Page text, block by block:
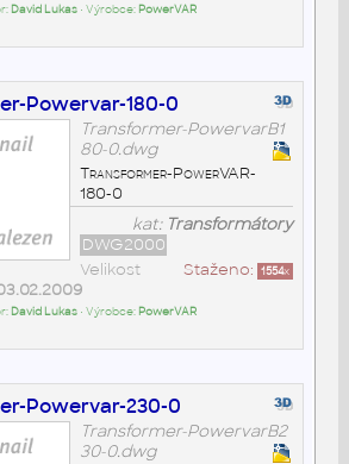
David Lukas• Výrobce: PowerVAR
Powervar-180-0
Transformer-PowervarB1
80-0.dwg
Transformer-PowerVAR-
180-0
kat: Transformátory
DWG2000
Staženo: 1554x
Velikost
David Lukas• Výrobce: PowerVAR
Powervar-230-0
Transformer-PowervarB2
30-0.dwg